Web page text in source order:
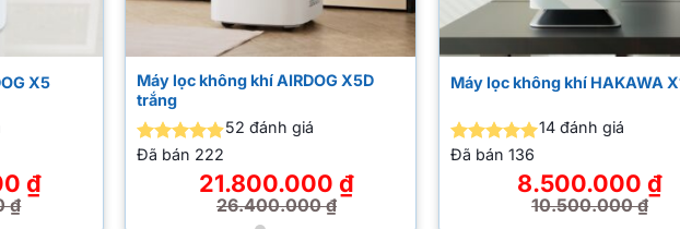
X5D
₫
₫
Máy lọc không khí AIRDOG X7 PRO
Được xếp
hạng4.98
5 sao
42đánh giá
Đã bán1k
28.750.000₫
27.200.000₫
Máy lọc không khí AIRDOG
Được xếp
4.85
5 sao
52đánh giá
Đã bán2.9k
45.600.000₫
37.800.000₫